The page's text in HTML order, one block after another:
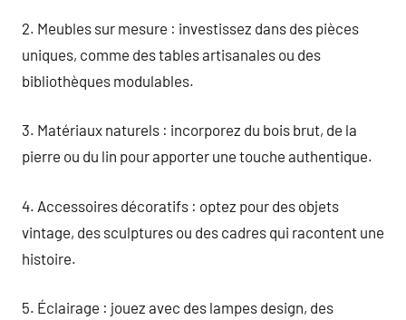
2. Meubles sur mesure : investissez dans des pièces
uniques, comme des tables artisanales ou des
bibliothèques modulables.
3. Matériaux naturels : incorporez du bois brut, de la
pierre ou du lin pour apporter une touche authentique.
4. Accessoires décoratifs : optez pour des objets
vintage, des sculptures ou des cadres qui racontent une
histoire.
5. Éclairage : jouez avec des lampes design, des